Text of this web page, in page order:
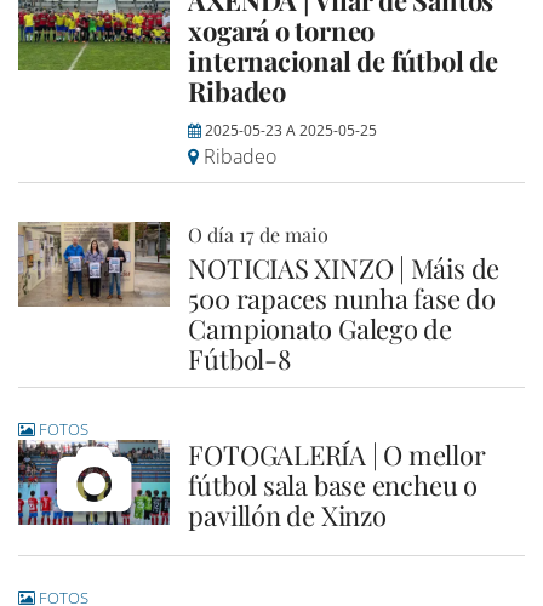
xogará o torneo
internacional de fútbol de
Ribadeo
2025-05-23 A2025-05-25
Ribadeo
O día 17 de maio
NOTICIAS XINZO | Máis de
500 rapaces nunha fase do
Campionato Galego de
Fútbol-8
FOTOS
FOTOGALERÍA | O mellor
fútbol sala base encheu o
pavillón de Xinzo
FOTOS